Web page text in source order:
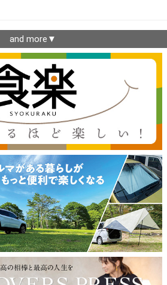
and more▼